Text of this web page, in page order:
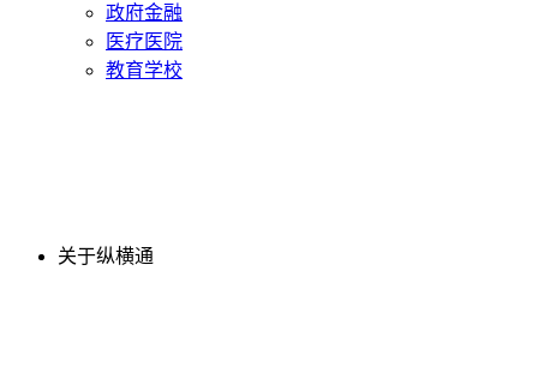
政府金融
医疗医院
教育学校
关于纵横通